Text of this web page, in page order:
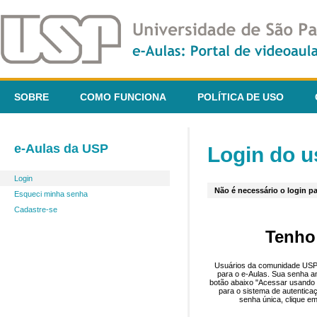
SOBRE COMO FUNCIONA POLÍTICA DE USO
e-Aulas da USP
Login
Esqueci minha senha
Cadastre-se
Login do
Não é necessário o login
Usuários da comunidade
para o e-Aulas. Sua senha
botão abaixo "Acessar
para o sistema de
senha única, clique